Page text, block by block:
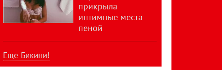
прикрыла
интимные места
пеной
Еще Бикини!